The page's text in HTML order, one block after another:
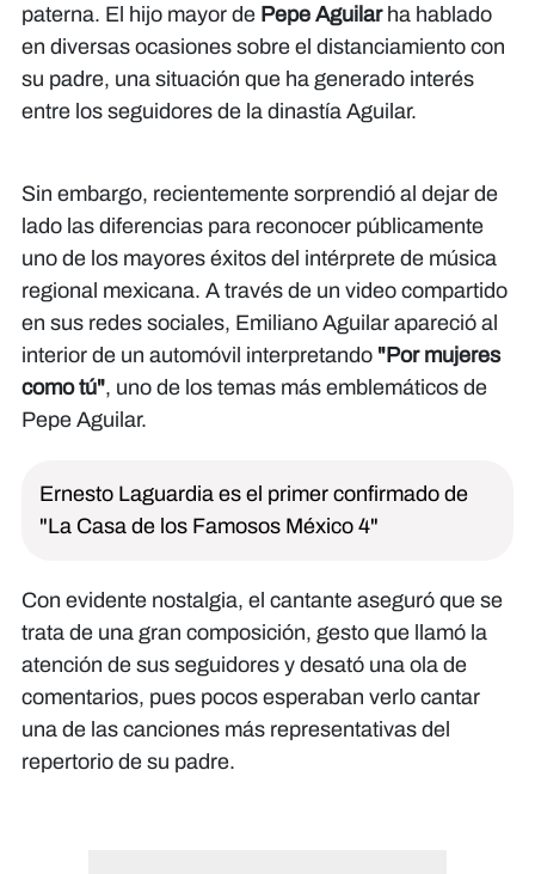
paterna. El hijo mayor de Pepe Aguilarha hablado
en diversas ocasiones sobre el distanciamiento con
su padre, una situación que ha generado interés
entre los seguidores de la dinastía Aguilar.
Sin embargo, recientemente sorprendió al dejar de
lado las diferencias para reconocer públicamente
uno de los mayores éxitos del intérprete de música
regional mexicana. A través de un video compartido
en sus redes sociales, Emiliano Aguilar apareció al
interior de un automóvil interpretando "Por mujeres
como tú", uno de los temas más emblemáticos de
Pepe Aguilar.
Ernesto Laguardia es el primer confirmado de
"La Casa de los Famosos México 4"
Con evidente nostalgia, el cantante aseguró que se
trata de una gran composición, gesto que llamó la
atención de sus seguidores y desató una ola de
comentarios, pues pocos esperaban verlo cantar
una de las canciones más representativas del
repertorio de su padre.